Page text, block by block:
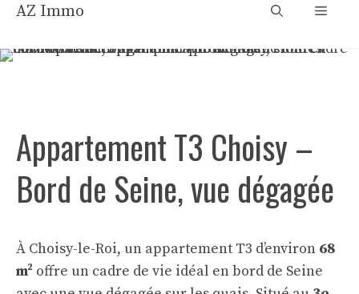
Aller
contenu
AZ Immo Menu
Appartement T3 Choisy –
Bord de Seine, vue dégagée
À Choisy-le-Roi, un appartement T3 d’environ 68
m² offre un cadre de vie idéal en bord de Seine